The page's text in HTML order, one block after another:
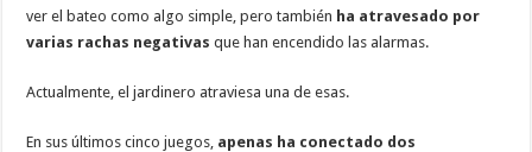
ver el bateo como algo simple, pero también ha atravesado por
varias rachas negativas que han encendido las alarmas.
Actualmente, el jardinero atraviesa una de esas.
En sus últimos cinco juegos, apenas ha conectado dos